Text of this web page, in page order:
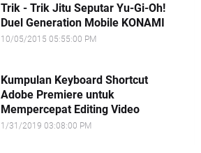
Trik - Trik Jitu Seputar Yu-Gi-Oh!
Duel Generation Mobile KONAMI
10/05/2015 05:55:00 PM
Kumpulan Keyboard Shortcut
Adobe Premiere untuk
Mempercepat Editing Video
1/31/2019 03:08:00 PM